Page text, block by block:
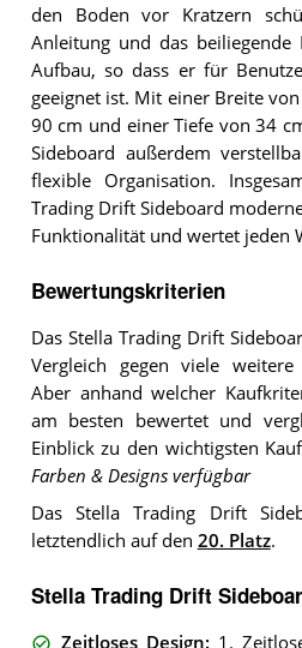
den Boden vor Kratzern
Anleitung und das
Aufbau, so dass er für
geeignet ist. Mit einer Breite
90 cm und einer Tiefe von 34
Sideboard außerdem
flexible Organisation.
Trading Drift Sideboard
Funktionalität und wertet jeden
Bewertungskriterien
Das Stella Trading Drift
Vergleich gegen viele weitere
Aber anhand welcher
am besten bewertet und
Einblick zu den wichtigsten
Farben & Designs verfügbar
Das Stella Trading Drift
letztendlich auf den 20. Platz.
Stella Trading Drift
Zeitloses Design: 1.